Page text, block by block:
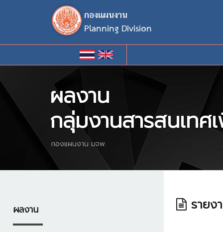
`
ผลงาน
กลุ่มงานสารสนเท
กองแผนงาน มจพ.
ผลงาน รายง